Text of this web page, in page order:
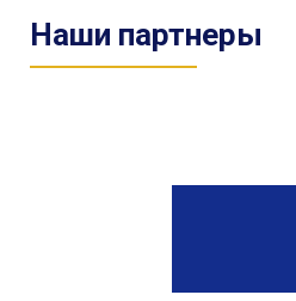
Наши партнеры